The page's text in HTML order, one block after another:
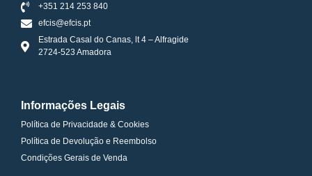
+351 214 253 840
efcis@efcis.pt
Estrada Casal do Canas, lt 4 – Alfragide
2724-523 Amadora
Informações Legais
Política de Privacidade & Cookies
Política de Devolução e Reembolso
Condições Gerais de Venda